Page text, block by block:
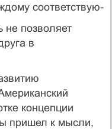
соответствую­
не позволяет
в
концепции
пришел к мысли,